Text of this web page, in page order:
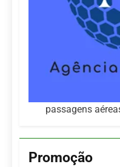
passagens
Promoção